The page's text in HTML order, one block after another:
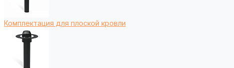
Комплектация для плоской кровли